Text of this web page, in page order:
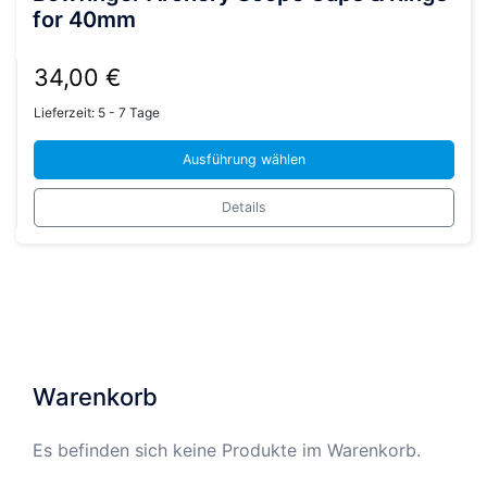
for 40mm
34,00 €
Lieferzeit: 5 - 7 Tage
Ausführung wählen
Dieses
Produkt
können
der
Details
Warenkorb
Es befinden sich keine Produkte im Warenkorb.